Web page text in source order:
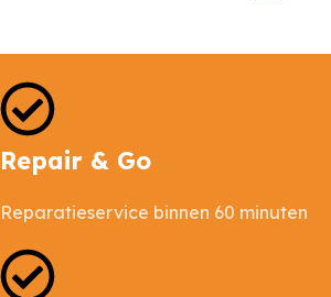
Repair & Go
Reparatieservice binnen 60 minuten